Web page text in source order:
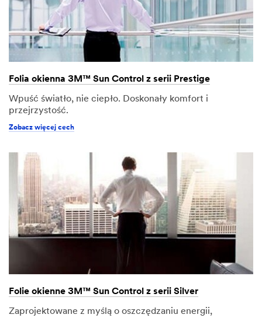
Folia okienna 3M™ Sun Control z serii Prestige
Wpuść światło, nie ciepło. Doskonały komfort i
przejrzystość.
Zobacz więcej cech
Folie okienne 3M™ Sun Control z serii Silver
Zaprojektowane z myślą o oszczędzaniu energii,